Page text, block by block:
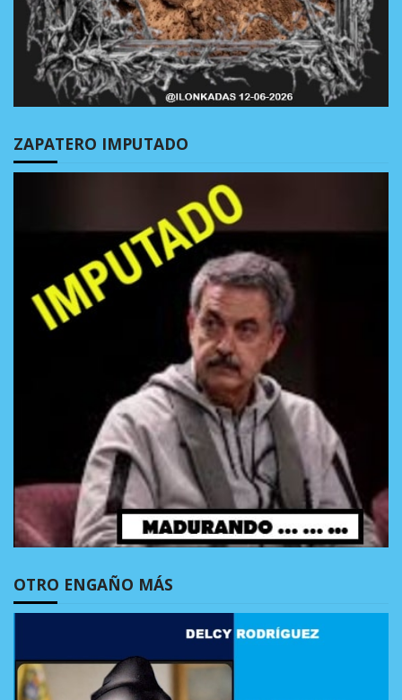
ZAPATERO IMPUTADO
OTRO ENGAÑO MÁS